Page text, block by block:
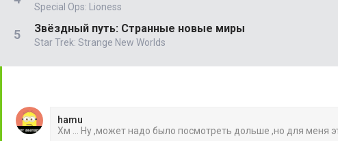
Special Ops: Lioness
Звёздный путь: Странные новые миры
Star Trek: Strange New Worlds
hamu
Хм ... Ну ,может надо было посмотреть дольше ,но для меня